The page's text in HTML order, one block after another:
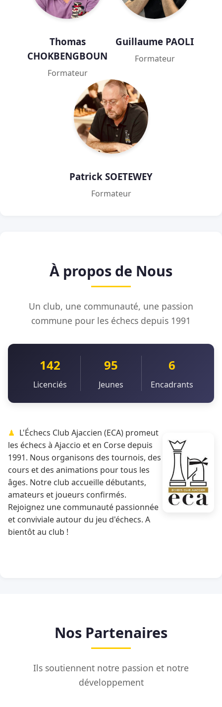
Thomas
CHOKBENGBOUN
Formateur
Guillaume PAOLI
Formateur
Patrick SOETEWEY
Formateur
À propos de Nous
Un club, une communauté, une passion
commune pour les échecs depuis 1991
142
Licenciés
95
Jeunes
6
Encadrants
L'Échecs Club Ajaccien (ECA) promeut
les échecs à Ajaccio et en Corse depuis
1991. Nous organisons des tournois, des
cours et des animations pour tous les
âges. Notre club accueille débutants,
amateurs et joueurs confirmés.
Rejoignez une communauté passionnée
et conviviale autour du jeu d'échecs. A
bientôt au club !
Nos Partenaires
Ils soutiennent notre passion et notre
développement